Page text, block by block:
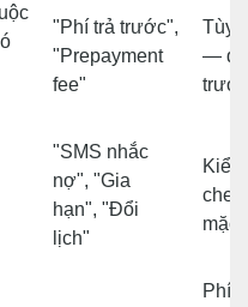
"Phí trả trước",
"Prepayment
fee"
Tùy
—
"SMS nhắc
nợ", "Gia
hạn", "Đổi
lịch"
mặc
Phí